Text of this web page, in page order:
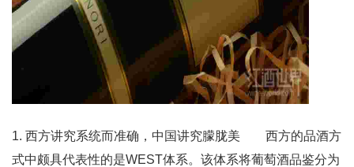
1. 西方讲究系统而准确，中国讲究朦胧美 西方的品酒方
式中颇具代表性的是WEST体系。该体系将葡萄酒品鉴分为